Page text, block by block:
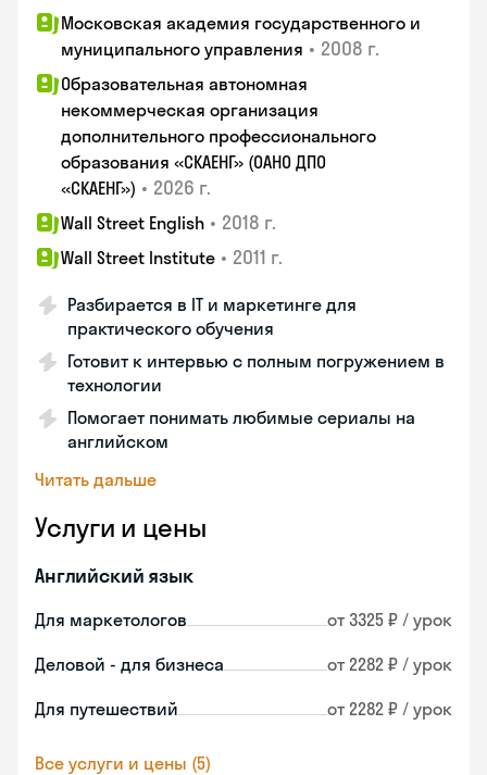
Московская академия государственного и
муниципального управления • 2008 г.
Образовательная автономная
некоммерческая организация
дополнительного профессионального
образования «СКАЕНГ» (ОАНО ДПО
«СКАЕНГ») • 2026 г.
Wall Street English • 2018 г.
Wall Street Institute • 2011 г.
Разбирается в IT и маркетинге для
практического обучения
Готовит к интервью с полным погружением в
технологии
Помогает понимать любимые сериалы на
английском
Читать дальше
Услуги и цены
Английский язык
Для маркетологов от 3325 ₽ / урок
Деловой - для бизнеса от 2282 ₽ / урок
Для путешествий от 2282 ₽ / урок
Все услуги и цены (5)